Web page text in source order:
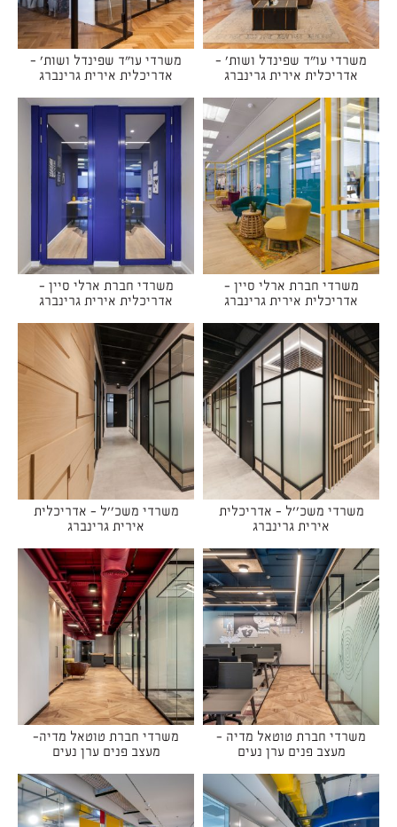
משרדי עו"ד שפינדל ושות' -
אדריכלית אירית גרינברג
משרדי עו"ד שפינדל ושות' -
אדריכלית אירית גרינברג
משרדי חברת ארלי סיין -
אדריכלית אירית גרינברג
משרדי חברת ארלי סיין -
אדריכלית אירית גרינברג
משרדי משכ''ל - אדריכלית
אירית גרינברג
משרדי משכ''ל - אדריכלית
אירית גרינברג
משרדי חברת טוטאל מדיה -
מעצב פנים ערן נעים
משרדי חברת טוטאל מדיה-
מעצב פנים ערן נעים